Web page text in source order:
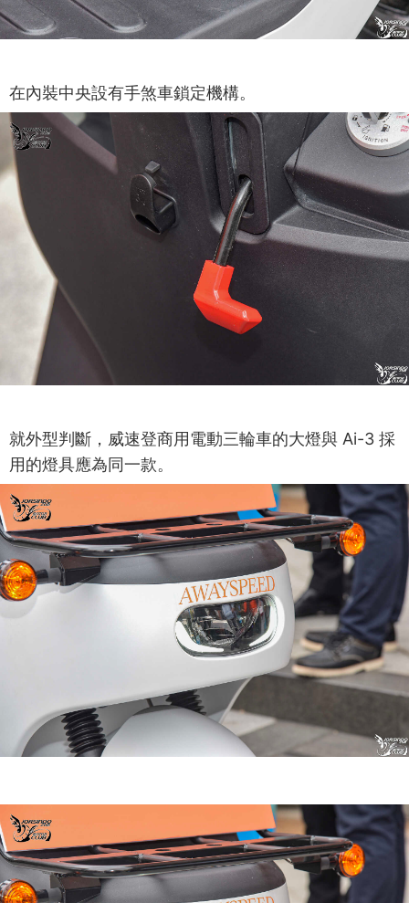
在內裝中央設有手煞車鎖定機構。
就外型判斷，威速登商用電動三輪車的大燈與 Ai-3 採
用的燈具應為同一款。